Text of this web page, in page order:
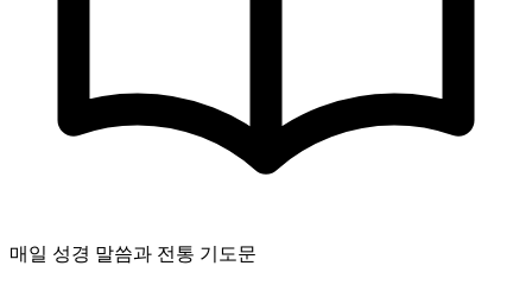
매일 성경 말씀과 전통 기도문